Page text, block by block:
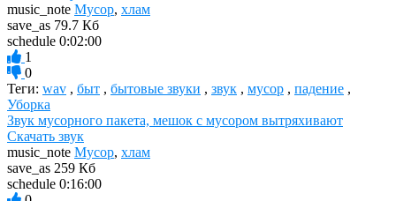
music_note Мусор, хлам
save_as 79.7 Кб
schedule 0:02:00
1
0
Теги: wav , быт , бытовые звуки , звук , мусор , падение ,
Уборка
Звук мусорного пакета, мешок с мусором вытряхивают
Скачать звук
music_note Мусор, хлам
save_as 259 Кб
schedule 0:16:00